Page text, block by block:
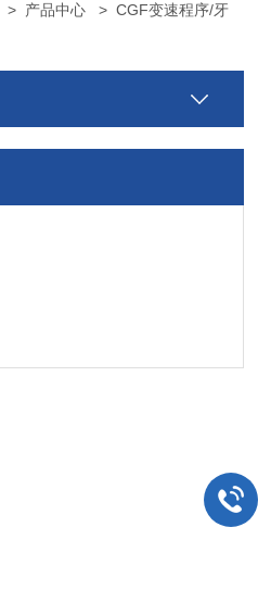
> 产品中心 >CGF变速程序/牙